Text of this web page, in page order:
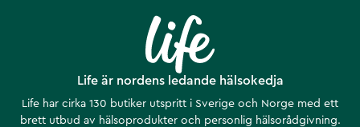
Life är nordens ledande hälsokedja
Life har cirka 130 butiker utspritt i Sverige och Norge med ett
brett utbud av hälsoprodukter och personlig hälsorådgivning.